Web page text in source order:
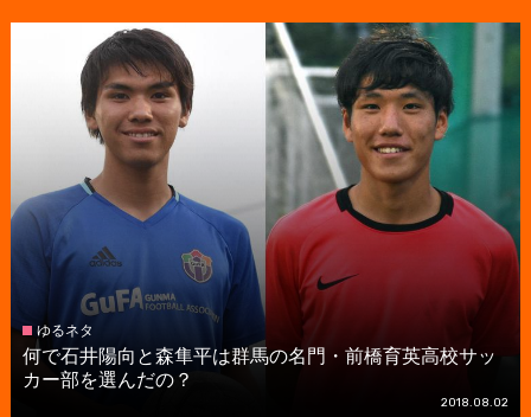
ゆるネタ
何で石井陽向と森隼平は群馬の名門・前橋育英高校サッ
カー部を選んだの？
2018.08.02